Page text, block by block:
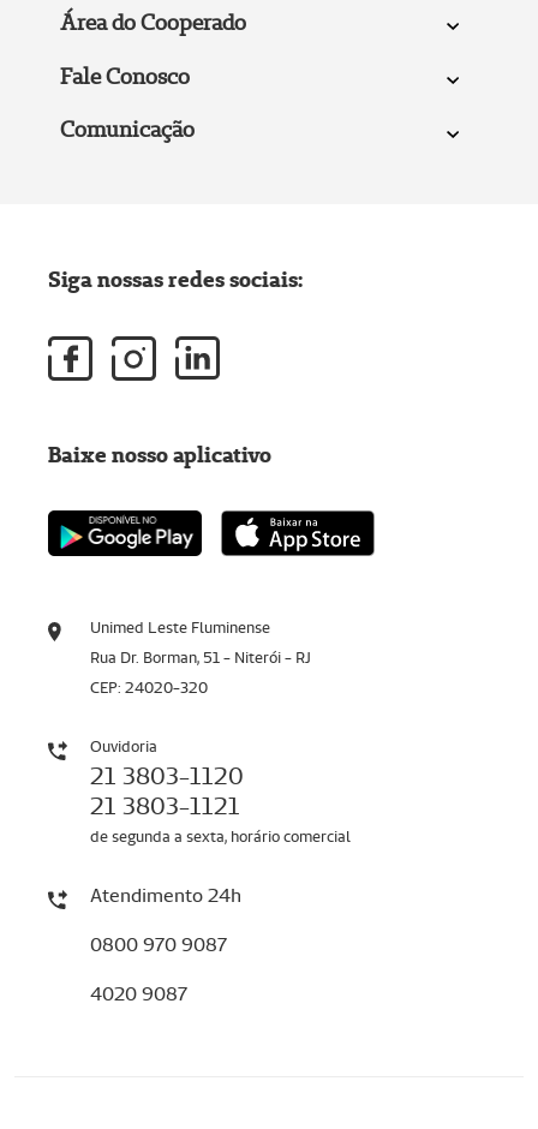
Área do Cooperado
Fale Conosco
Comunicação
Unimed Leste Fluminense
Rua Dr. Borman, 51 - Niterói - RJ
CEP: 24020-320
Ouvidoria
21 3803-1120
21 3803-1121
de segunda a sexta, horário comercial
Atendimento 24h
0800 970 9087
4020 9087
Siga nossas redes sociais:
Baixe nosso aplicativo